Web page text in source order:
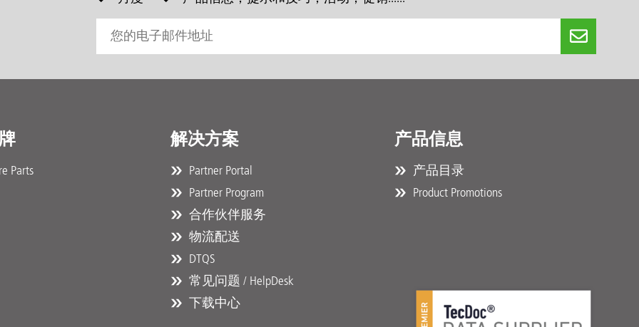
Parts
解决方案
Partner Portal
Partner Program
合作伙伴服务
物流配送
DTQS
常见问题 / HelpDesk
下载中心
产品信息
产品目录
Product Promotions